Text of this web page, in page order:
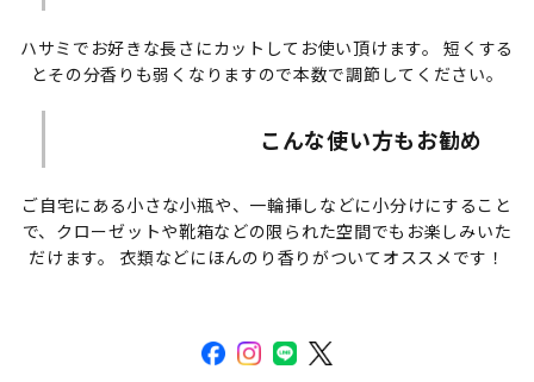
ハサミでお好きな長さにカットしてお使い頂けます。 短くする
とその分香りも弱くなりますので本数で調節してください。
こんな使い方もお勧め
ご自宅にある小さな小瓶や、一輪挿しなどに小分けにすること
で、クローゼットや靴箱などの限られた空間でもお楽しみいた
だけます。 衣類などにほんのり香りがついてオススメです！